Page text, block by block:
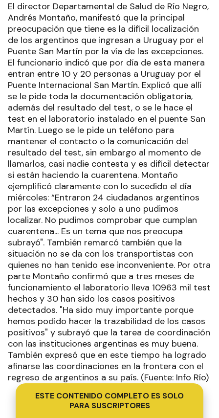
El director Departamental de Salud de Río Negro,
Andrés Montaño, manifestó que la principal
preocupación que tiene es la difícil localización
de los argentinos que ingresan a Uruguay por el
Puente San Martín por la vía de las excepciones.
El funcionario indicó que por día de esta manera
entran entre 10 y 20 personas a Uruguay por el
Puente Internacional San Martín. Explicó que allí
se le pide toda la documentación obligatoria,
además del resultado del test, o se le hace el
test en el laboratorio instalado en el puente San
Martín. Luego se le pide un teléfono para
mantener el contacto o la comunicación del
resultado del test, sin embargo al momento de
llamarlos, casi nadie contesta y es difícil detectar
si están haciendo la cuarentena. Montaño
ejemplificó claramente con lo sucedido el día
miércoles: “Entraron 24 ciudadanos argentinos
por las excepciones y solo a uno pudimos
localizar. No pudimos comprobar que cumplan
cuarentena... Es un tema que nos preocupa
subrayó". También remarcó también que la
situación no se da con los transportistas con
quienes no han tenido ese inconveniente. Por otra
parte Montaño confirmó que a tres meses de
funcionamiento el laboratorio lleva 10963 mil test
hechos y 30 han sido los casos positivos
detectados. "Ha sido muy importante porque
hemos podido hacer la trazabilidad de los casos
positivos" y subrayó que la tarea de coordinación
con las instituciones argentinas es muy buena.
También expresó que en este tiempo ha logrado
afinarse las coordinaciones en la frontera con el
regreso de argentinos a su país. (Fuente: Info Río)
ESTE CONTENIDO COMPLETO ES SOLO
PARA SUSCRIPTORES